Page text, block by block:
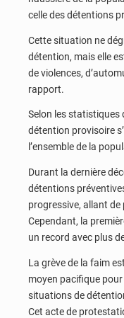
celle des détentions
Cette situation ne
détention, mais elle
de violences,
rapport.
Selon les statistiques
détention provisoire
l’ensemble de la
Durant la dernière
détentions
progressive, allant de
Cependant, la
un record avec plus
La grève de la faim
moyen pacifique
situations de
Cet acte de